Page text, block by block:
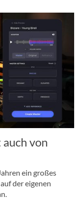
von
ein großes
der eigenen